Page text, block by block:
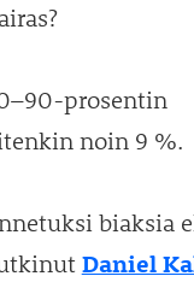
prosentin
noin 9 %.
biaksia
Daniel